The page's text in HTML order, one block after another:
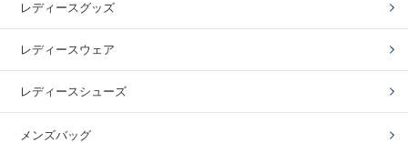
レディースグッズ
レディースウェア
レディースシューズ
メンズバッグ